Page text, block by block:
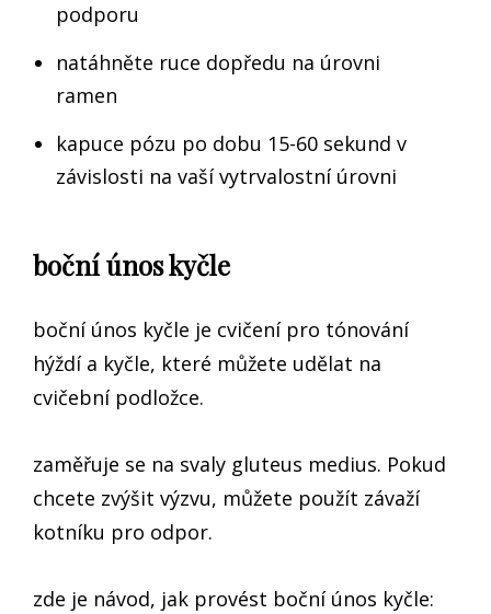
podporu
natáhněte ruce dopředu na úrovni
ramen
kapuce pózu po dobu 15-60 sekund v
závislosti na vaší vytrvalostní úrovni
boční únos kyčle
boční únos kyčle je cvičení pro tónování
hýždí a kyčle, které můžete udělat na
cvičební podložce.
zaměřuje se na svaly gluteus medius. Pokud
chcete zvýšit výzvu, můžete použít závaží
kotníku pro odpor.
zde je návod, jak provést boční únos kyčle: